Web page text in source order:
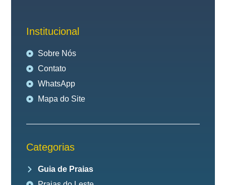
Institucional
Sobre Nós
Contato
WhatsApp
Mapa do Site
Categorias
Guia de Praias